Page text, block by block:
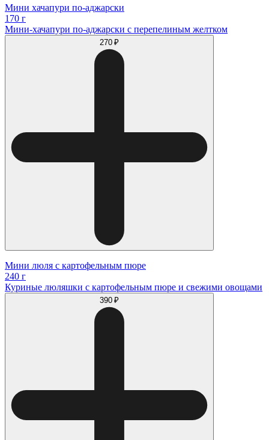
Мини хачапури по-аджарски
170 г
Мини-хачапури по-аджарски с перепелиным желтком
270 ₽
Мини люля с картофельным пюре
240 г
Куриные люляшки с картофельным пюре и свежими овощами
390 ₽